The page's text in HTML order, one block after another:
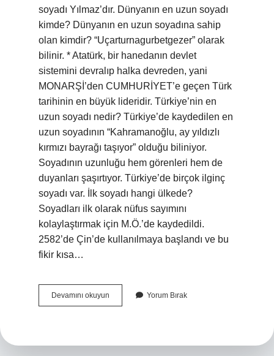
soyadı Yılmaz’dır. Dünyanın en uzun soyadı
kimde? Dünyanın en uzun soyadına sahip
olan kimdir? “Uçarturnagurbetgezer” olarak
bilinir. * Atatürk, bir hanedanın devlet
sistemini devralıp halka devreden, yani
MONARŞİ’den CUMHURİYET’e geçen Türk
tarihinin en büyük lideridir. Türkiye’nin en
uzun soyadı nedir? Türkiye’de kaydedilen en
uzun soyadının “Kahramanoğlu, ay yıldızlı
kırmızı bayrağı taşıyor” olduğu biliniyor.
Soyadının uzunluğu hem görenleri hem de
duyanları şaşırtıyor. Türkiye’de birçok ilginç
soyadı var. İlk soyadı hangi ülkede?
Soyadları ilk olarak nüfus sayımını
kolaylaştırmak için M.Ö.’de kaydedildi.
2582’de Çin’de kullanılmaya başlandı ve bu
fikir kısa…
Devamını okuyun Dünyanın
En
Yorum Bırak